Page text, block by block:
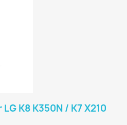
K8 K350N / K7 X210